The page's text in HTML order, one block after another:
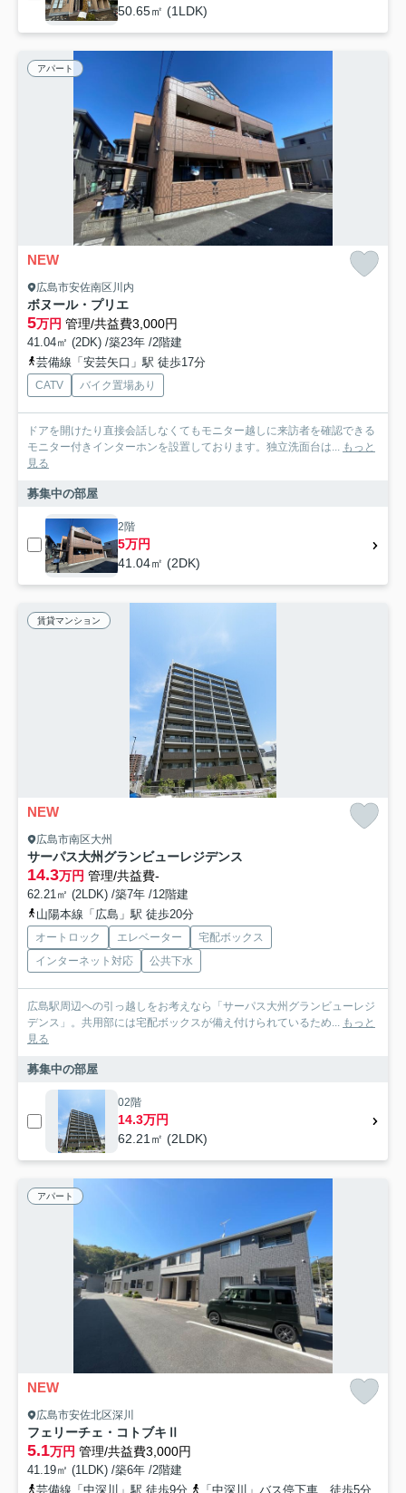
50.65㎡ (1LDK)
アパート
NEW
広島市安佐南区川内
ボヌール・プリエ
5万円 管理/共益費3,000円
41.04㎡ (2DK) /築23年 /2階建
芸備線「安芸矢口」駅 徒歩17分
CATV バイク置場あり
ドアを開けたり直接会話しなくてもモニター越しに来訪者を確認できる
モニター付きインターホンを設置しております。独立洗面台は... もっと
見る
募集中の部屋
2階
5万円
41.04㎡ (2DK)
賃貸マンション
NEW
広島市南区大州
サーパス大州グランビューレジデンス
14.3万円 管理/共益費-
62.21㎡ (2LDK) /築7年 /12階建
山陽本線「広島」駅 徒歩20分
オートロック エレベーター
宅配ボックス
インターネット対応
公共下水
広島駅周辺への引っ越しをお考えなら「サーパス大州グランビューレジ
デンス」。共用部には宅配ボックスが備え付けられているため... もっと
見る
募集中の部屋
02階
14.3万円
62.21㎡ (2LDK)
アパート
NEW
広島市安佐北区深川
フェリーチェ・コトブキⅡ
5.1万円 管理/共益費3,000円
41.19㎡ (1LDK) /築6年 /2階建
芸備線「中深川」駅 徒歩9分
「中深川」バス停下車 徒歩5分